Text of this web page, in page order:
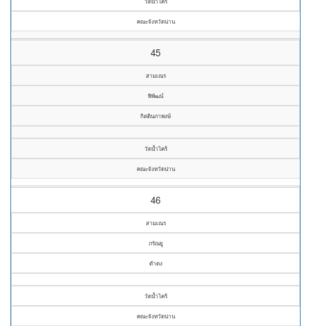
คณะจังหวัดน่าน
45
สามเณร
พิพัฒน์
กิตตินภาพงษ์
วัดน้ำไคร้
คณะจังหวัดน่าน
46
สามเณร
ภรัณยู
ดำดง
วัดน้ำไคร้
คณะจังหวัดน่าน